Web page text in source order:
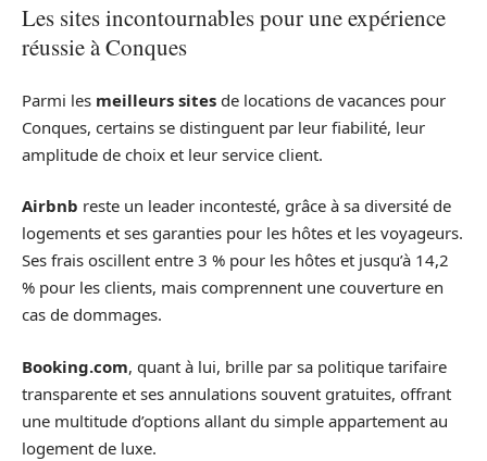
Les sites incontournables pour une expérience
réussie à Conques
Parmi les meilleurs sites de locations de vacances pour
Conques, certains se distinguent par leur fiabilité, leur
amplitude de choix et leur service client.
Airbnb reste un leader incontesté, grâce à sa diversité de
logements et ses garanties pour les hôtes et les voyageurs.
Ses frais oscillent entre 3 % pour les hôtes et jusqu’à 14,2
% pour les clients, mais comprennent une couverture en
cas de dommages.
Booking.com, quant à lui, brille par sa politique tarifaire
transparente et ses annulations souvent gratuites, offrant
une multitude d’options allant du simple appartement au
logement de luxe.